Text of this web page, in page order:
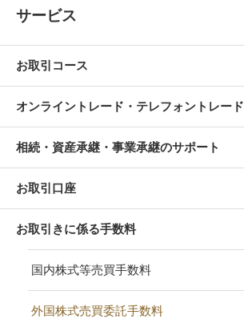
サービス
お取引コース
オンライントレード・テレフォントレード
相続・資産承継・事業承継のサポート
お取引口座
お取引きに係る手数料
国内株式等売買手数料
外国株式売買委託手数料